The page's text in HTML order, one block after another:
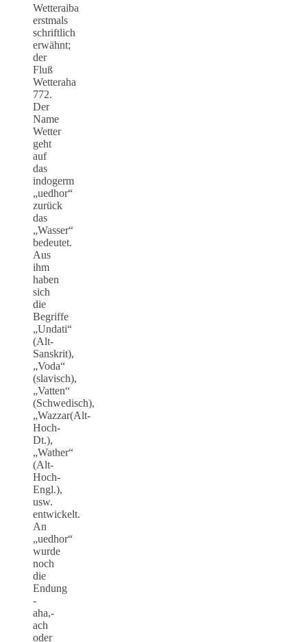
Wetteraiba
erstmals
schriftlich
erwähnt;
der
Fluß
Wetteraha
772.
Der
Name
Wetter
geht
auf
das
indogerm
„uedhor“
zurück
das
„Wasser“
bedeutet.
Aus
ihm
haben
sich
die
Begriffe
„Undati“
(Alt-
Sanskrit),
„Voda“
(slavisch),
„Vatten“
(Schwedisch),
„Wazzar(Alt-
Hoch-
Dt.),
„Wather“
(Alt-
Hoch-
Engl.),
usw.
entwickelt.
An
„uedhor“
wurde
noch
die
Endung
-
aha,-
ach
oder